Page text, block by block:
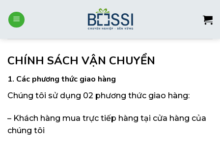
content
CHÍNH SÁCH VẬN CHUYỂN
1. Các phương thức giao hàng
Chúng tôi sử dụng 02 phương thức giao hàng:
– Khách hàng mua trực tiếp hàng tại cửa hàng của
chúng tôi